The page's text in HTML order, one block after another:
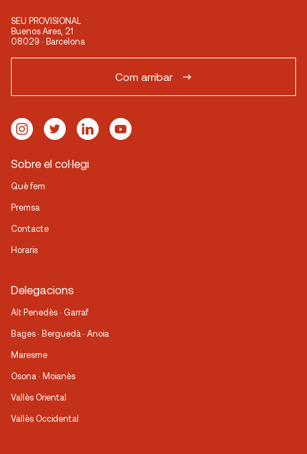
SEU PROVISIONAL
Buenos Aires, 21
08029 · Barcelona
Com arribar
Sobre el col·legi
Què fem
Premsa
Contacte
Horaris
Delegacions
Alt Penedès · Garraf
Bages · Berguedà · Anoia
Maresme
Osona · Moianès
Vallès Oriental
Vallès Occidental